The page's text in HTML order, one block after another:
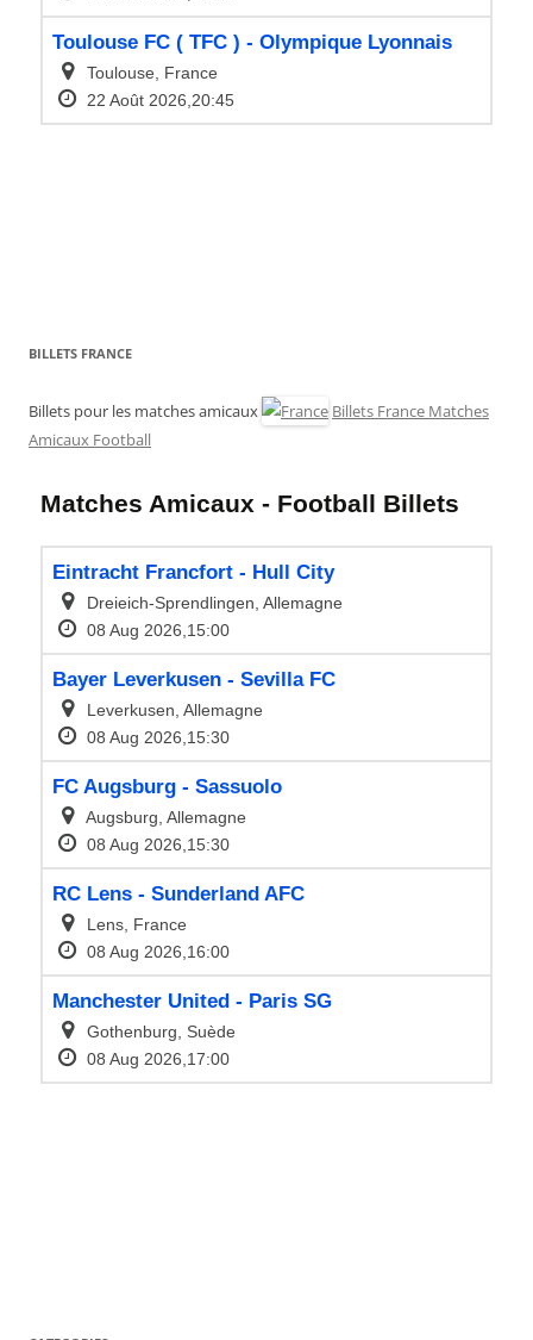
BILLETS FRANCE
Billets pour les matches amicaux
Billets France Matches
Amicaux Football